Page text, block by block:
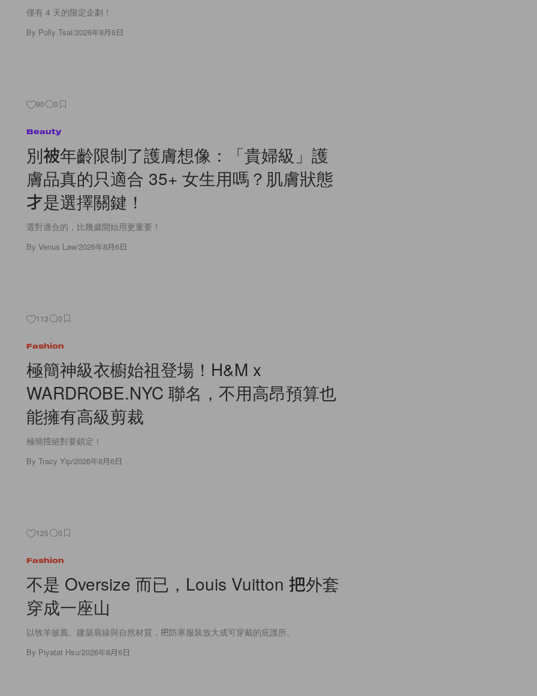
僅有 4 天的限定企劃！
By Polly Tsai/2026年8月6日
90 0
Beauty
別被年齡限制了護膚想像：「貴婦級」護
膚品真的只適合 35+ 女生用嗎？肌膚狀態
才是選擇關鍵！
選對適合的，比幾歲開始用更重要！
By Venus Law/2026年8月6日
113 0
Fashion
極簡神級衣櫥始祖登場！H&M x
WARDROBE.NYC 聯名，不用高昂預算也
能擁有高級剪裁
極簡控絕對要鎖定！
By Tracy Yip/2026年8月6日
125 0
Fashion
不是 Oversize 而已，Louis Vuitton 把外套
穿成一座山
以牧羊披風、建築肩線與自然材質，把防寒服裝放大成可穿戴的庇護所。
By Piyatat Hsu/2026年8月6日